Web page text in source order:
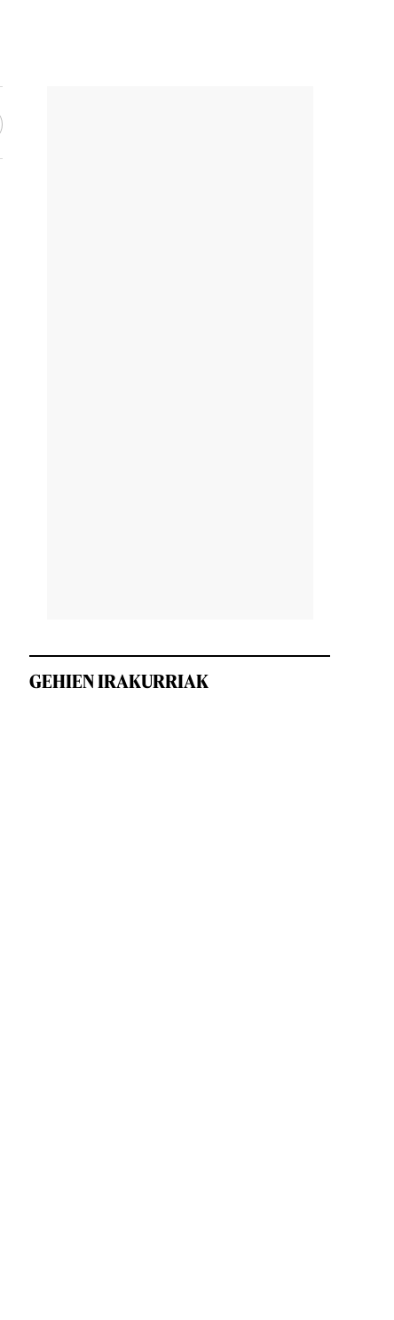
GEHIEN IRAKURRIAK